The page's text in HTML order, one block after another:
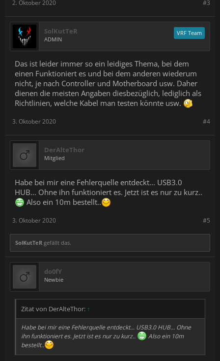
#3
2. Oktober 2020
SolKutTeR
ADMIN
VRF Team
Das ist leider immer so ein leidiges Thema, bei dem
einen Funktioniert es und bei dem anderen wiederum
nicht, je nach Controller und Motherboard usw. Daher
dienen die meisten Angaben diesbezüglich, lediglich als
Richtlinien, welche Kabel man testen könnte usw.
#4
3. Oktober 2020
DerAlteThor
Mitglied
Habe bei mir eine Fehlerquelle entdeckt... USB3.0
HUB... Ohne ihn funktioniert es. Jetzt ist es nur zu kurz..
Also ein 10m bestellt..
#5
3. Oktober 2020
SolKutTeR gefällt das.
do0fY
Newbie
Zitat von DerAlteThor: ↑
Habe bei mir eine Fehlerquelle entdeckt... USB3.0 HUB... Ohne
ihn funktioniert es. Jetzt ist es nur zu kurz..
Also ein 10m
bestellt..